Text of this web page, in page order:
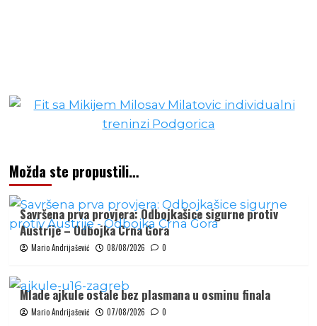
Možda ste propustili…
Savršena prva provjera: Odbojkašice sigurne protiv
Austrije – Odbojka Crna Gora
Mario Andrijašević 08/08/2026 0
Mlade ajkule ostale bez plasmana u osminu finala
Mario Andrijašević 07/08/2026 0